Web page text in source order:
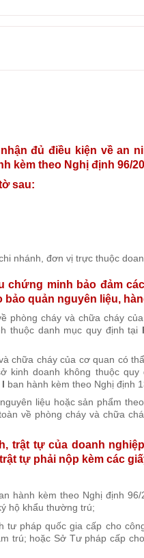
đủ điều kiện về an
kèm theo Nghị định 96/
sau:
nhánh, đơn vị trực thuộc
chứng minh bảo đảm
quản nguyên liệu,
phòng cháy và chữa cháy
thuộc danh mục quy định tại
chữa cháy của cơ quan có
kinh doanh không thuộc
ban hành kèm theo Nghị định
liệu hoặc sản phẩm
về phòng cháy và chữa
trật tự của doanh
tự phải nộp kèm các
hành kèm theo Nghị định
hộ khẩu thường trú;
tư pháp quốc gia cấp cho
trú; hoặc Sở Tư pháp cấp